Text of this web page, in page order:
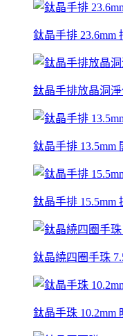
鈦晶手排 23.6mm
鈦晶手排放晶洞
鈦晶手排 13.5mm
鈦晶手排 15.5mm
鈦晶繞四圈手珠
鈦晶手珠 10.2mm